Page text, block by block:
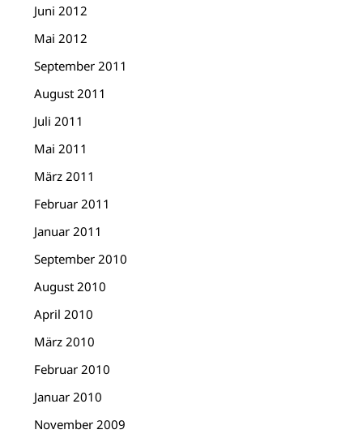
Juni 2012
Mai 2012
September 2011
August 2011
Juli 2011
Mai 2011
März 2011
Februar 2011
Januar 2011
September 2010
August 2010
April 2010
März 2010
Februar 2010
Januar 2010
November 2009